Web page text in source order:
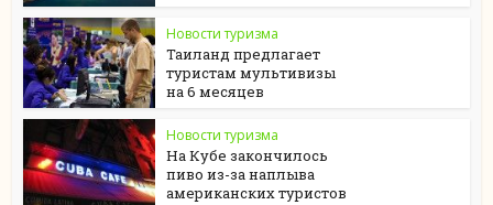
Новости туризма
Таиланд предлагает
туристам мультивизы
на 6 месяцев
Новости туризма
На Кубе закончилось
пиво из-за наплыва
американских туристов